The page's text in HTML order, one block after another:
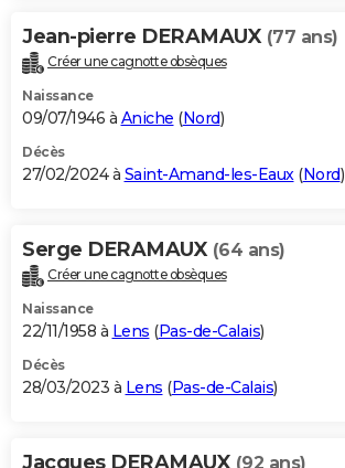
Bricolage
Lifestyle
Culture
Sport
Auto
Television
Voyage
Cinema
Jean-pierre DERAMAUX (77 ans)
Créer une cagnotte obsèques
Naissance
09/07/1946 à Aniche (Nord)
Décès
27/02/2024 à Saint-Amand-les-Eaux(Nord)
Serge DERAMAUX (64 ans)
Créer une cagnotte obsèques
Naissance
22/11/1958 à Lens (Pas-de-Calais)
Décès
28/03/2023 à Lens (Pas-de-Calais)
Jacques DERAMAUX (92 ans)